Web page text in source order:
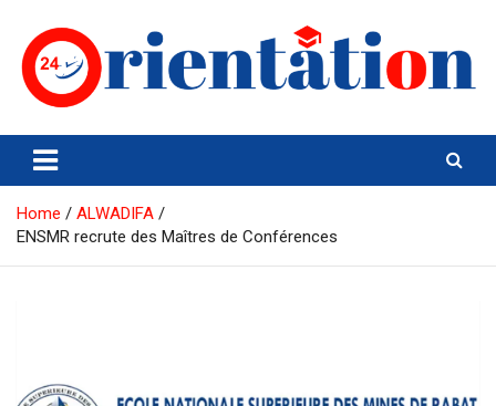
content
Orientation24
Emploi et Orientation au Maroc
Home
ALWADIFA
ENSMR recrute des Maîtres de Conférences